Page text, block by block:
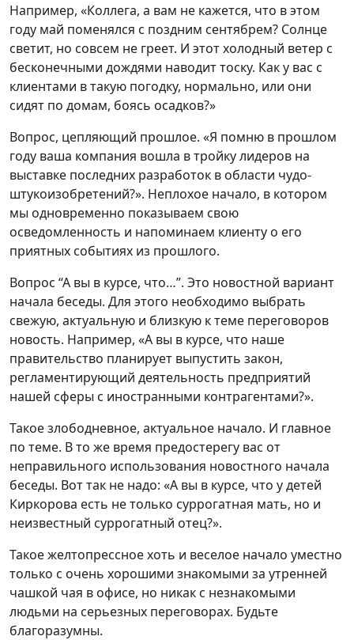
Например, «Коллега, а вам не кажется, что в этом
году май поменялся с поздним сентябрем? Солнце
светит, но совсем не греет. И этот холодный ветер с
бесконечными дождями наводит тоску. Как у вас с
клиентами в такую погодку, нормально, или они
сидят по домам, боясь осадков?»
Вопрос, цепляющий прошлое. «Я помню в прошлом
году ваша компания вошла в тройку лидеров на
выставке последних разработок в области чудо-
штукоизобретений?». Неплохое начало, в котором
мы одновременно показываем свою
осведомленность и напоминаем клиенту о его
приятных событиях из прошлого.
Вопрос “А вы в курсе, что…”. Это новостной вариант
начала беседы. Для этого необходимо выбрать
свежую, актуальную и близкую к теме переговоров
новость. Например, «А вы в курсе, что наше
правительство планирует выпустить закон,
регламентирующий деятельность предприятий
нашей сферы с иностранными контрагентами?».
Такое злободневное, актуальное начало. И главное
по теме. В то же время предостерегу вас от
неправильного использования новостного начала
беседы. Вот так не надо: «А вы в курсе, что у детей
Киркорова есть не только суррогатная мать, но и
неизвестный суррогатный отец?».
Такое желтопрессное хоть и веселое начало уместно
только с очень хорошими знакомыми за утренней
чашкой чая в офисе, но никак с незнакомыми
людьми на серьезных переговорах. Будьте
благоразумны.